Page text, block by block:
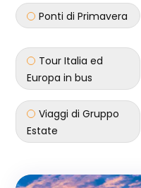
Ponti di Primavera
Tour Italia ed
Europa in bus
Viaggi di Gruppo
Estate